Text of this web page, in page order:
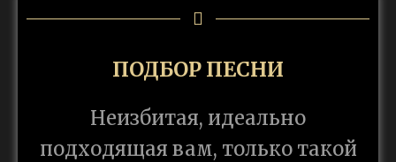
ПОДБОР ПЕСНИ
Неизбитая, идеально
подходящая вам, только такой